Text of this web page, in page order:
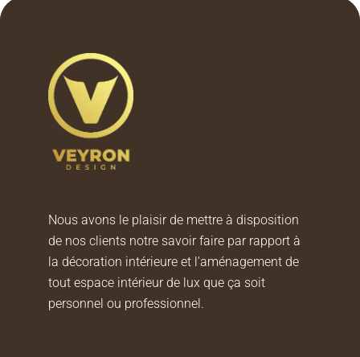
Nous avons le plaisir de mettre à disposition
de nos clients notre savoir faire par rapport à
la décoration intérieure et l’aménagement de
tout espace intérieur de lux que ça soit
personnel ou professionnel.